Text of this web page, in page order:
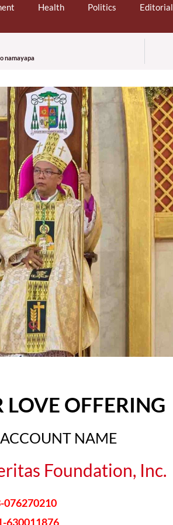
Health Politics Editorial
namayapa
LOVE OFFERING
NAME
Foundation, Inc.
076270210
630011876